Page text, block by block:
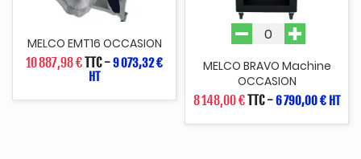
MELCO EMT16 OCCASION
10 887,98 €TTC-9 073,32 €
HT
MELCO BRAVO Machine
OCCASION
8 148,00 €TTC-6 790,00 € HT